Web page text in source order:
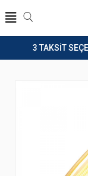
3 TAKSİT